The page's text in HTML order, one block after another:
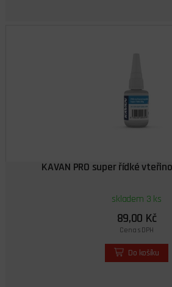
KAVAN PRO super řídké
skladem 3 ks
89,00 Kč
Cena s DPH
Do košíku